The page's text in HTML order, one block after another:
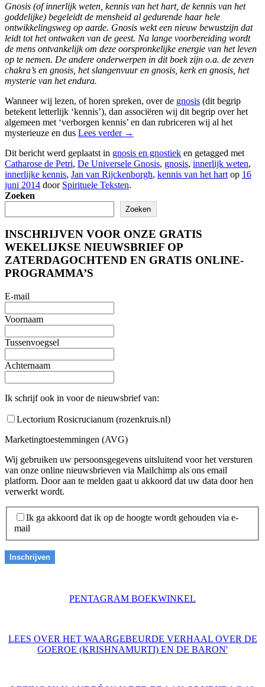
Gnosis (of innerlijk weten, kennis van het hart, de kennis van het
goddelijke) begeleidt de mensheid al gedurende haar hele
ontwikkelingsweg op aarde. Gnosis wekt een nieuw bewustzijn dat
leidt tot het ontwaken van de geest. Na lange voorbereiding wordt
de mens ontvankelijk om deze oorspronkelijke energie van het leven
op te nemen. De andere onderwerpen in dit boek zijn o.a. de zeven
chakra’s en gnosis, het slangenvuur en gnosis, kerk en gnosis, het
mysterie van het endura.
Wanneer wij lezen, of horen spreken, over de gnosis (dit begrip
betekent letterlijk ‘kennis’), dan associëren wij dit begrip over het
algemeen met ‘verborgen kennis’ en dan rubriceren wij al het
mysterieuze en dus Lees verder →
Dit bericht werd geplaatst in gnosis en gnostiek en getagged met
Catharose de Petri, De Universele Gnosis, gnosis, innerlijk weten,
innerlijke kennis, Jan van Rijckenborgh, kennis van het hart op 16
juni 2014 door Spirituele Teksten.
Zoeken
Zoeken
INSCHRIJVEN VOOR ONZE GRATIS
WEKELIJKSE NIEUWSBRIEF OP
ZATERDAGOCHTEND EN GRATIS ONLINE-
PROGRAMMA’S
E-mail
Voornaam
Tussenvoegsel
Achternaam
Ik schrijf ook in voor de nieuwsbrief van:
Lectorium Rosicrucianum (rozenkruis.nl)
Marketingtoestemmingen (AVG)
Wij gebruiken uw persoonsgegevens uitsluitend voor het versturen
van onze online nieuwsbrieven via Mailchimp als ons email
platform. Door aan te melden gaat u akkoord dat uw data door hen
verwerkt wordt.
Ik ga akkoord dat ik op de hoogte wordt gehouden via e-
mail
PENTAGRAM BOEKWINKEL
LEES OVER HET WAARGEBEURDE VERHAAL OVER DE
GOEROE (KRISHNAMURTI) EN DE BARON'